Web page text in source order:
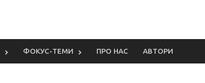
ФОКУС-ТЕМИ ПРО НАС АВТОРИ